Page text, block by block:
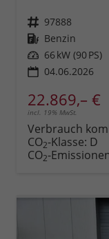
Fahrzeugnr. 97888
Kraftstoff Benzin
Leistung 66 kW (90 PS)
04.06.2026
22.869,– €
incl. 19% MwSt.
Verbrauch
CO2-Klasse: D
CO2-